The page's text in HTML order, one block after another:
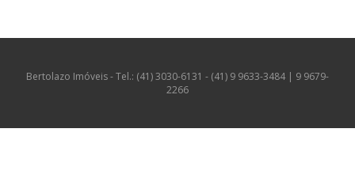
Bertolazo Imóveis - Tel.: (41) 3030-6131 - (41) 9 9633-3484 | 9 9679-
2266